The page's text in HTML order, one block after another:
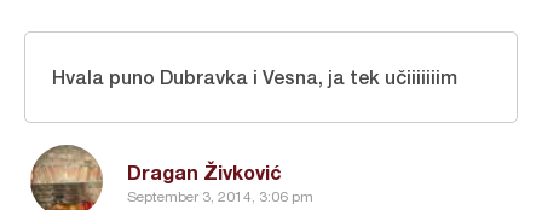
Dragan Živković
September 3, 2014, 3:06 pm
Hvala puno Dubravka i Vesna, ja tek učiiiiiiim